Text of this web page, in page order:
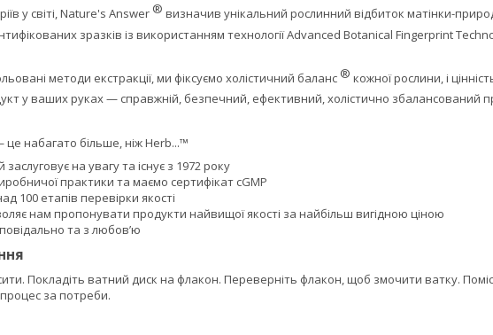
у світі, Nature's Answer ® визначив унікальний рослинний відбиток матінки-
зразків із використанням технології Advanced Botanical Fingerprint
методи екстракції, ми фіксуємо холістичний баланс ® кожної рослини, і
у ваших руках — справжній, безпечний, ефективний, холістично збалансований
набагато більше, ніж Herb...™
на увагу та існує з 1972 року
практики та маємо сертифікат cGMP
100 етапів перевірки якості
нам пропонувати продукти найвищої якості за найбільш вигідною ціною
та з любов’ю
Покладіть ватний диск на флакон. Переверніть флакон, щоб змочити ватку.
за потреби.